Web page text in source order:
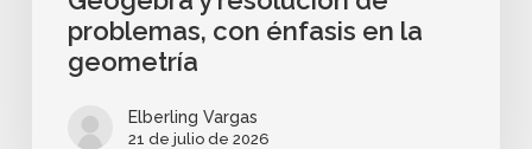
problemas, con énfasis en la
geometría
Elberling Vargas
21 de julio de 2026